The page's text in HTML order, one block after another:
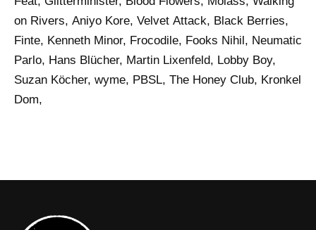
on Rivers, Aniyo Kore, Velvet Attack, Black Berries,
Finte, Kenneth Minor, Frocodile, Fooks Nihil, Neumatic
Parlo, Hans Blücher, Martin Lixenfeld, Lobby Boy,
Suzan Köcher, wyme, PBSL, The Honey Club, Kronkel
Dom,